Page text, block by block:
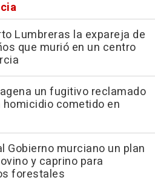
Lumbreras la expareja de
que murió en un centro
un fugitivo reclamado
homicidio cometido en
Gobierno murciano un plan
y caprino para
forestales